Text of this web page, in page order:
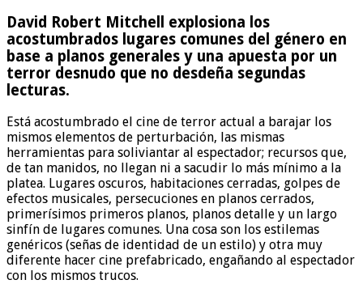
David Robert Mitchell explosiona los
acostumbrados lugares comunes del género en
base a planos generales y una apuesta por un
terror desnudo que no desdeña segundas
lecturas.
Está acostumbrado el cine de terror actual a barajar los
mismos elementos de perturbación, las mismas
herramientas para soliviantar al espectador; recursos que,
de tan manidos, no llegan ni a sacudir lo más mínimo a la
platea. Lugares oscuros, habitaciones cerradas, golpes de
efectos musicales, persecuciones en planos cerrados,
primerísimos primeros planos, planos detalle y un largo
sinfín de lugares comunes. Una cosa son los estilemas
genéricos (señas de identidad de un estilo) y otra muy
diferente hacer cine prefabricado, engañando al espectador
con los mismos trucos.